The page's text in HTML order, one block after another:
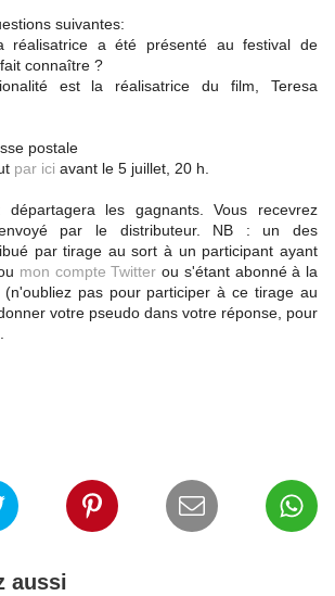
suivantes:
réalisatrice a été présenté au festival de
connaître ?
est la réalisatrice du film, Teresa
postale
par ici avant le 5 juillet, 20 h.
les gagnants. Vous recevrez
par le distributeur. NB : un des
par tirage au sort à un participant ayant
mon compte Twitter ou s'étant abonné à la
(n'oubliez pas pour participer à ce tirage au
votre pseudo dans votre réponse, pour
aussi